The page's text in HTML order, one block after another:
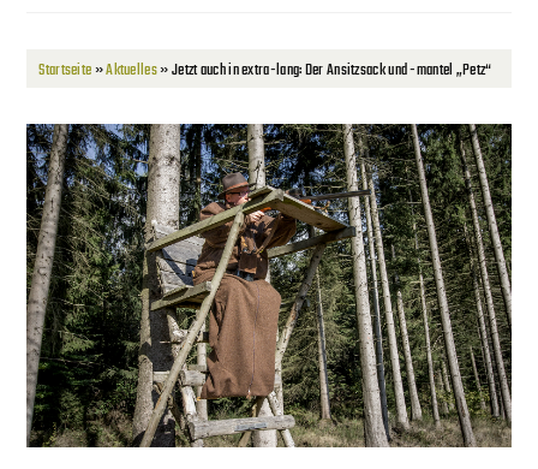
Startseite»Aktuelles»Jetzt auch in extra-lang: Der Ansitzsack und -mantel „Petz“